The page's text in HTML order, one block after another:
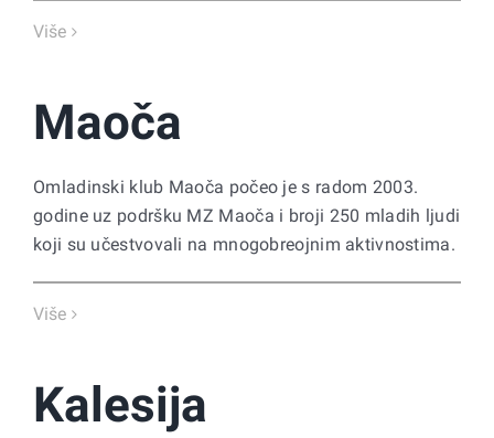
Više
Maoča
Omladinski klub Maoča počeo je s radom 2003.
godine uz podršku MZ Maoča i broji 250 mladih ljudi
koji su učestvovali na mnogobreojnim aktivnostima.
Više
Kalesija